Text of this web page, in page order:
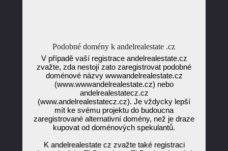
Podobné domény k andelrealestate .cz
V případě vaší registrace andelrealestate.cz
zvažte, zda nestojí zato zaregistrovat podobné
doménové názvy wwwandelrealestate.cz
(www.wwwandelrealestate.cz) nebo
andelrealestatecz.cz
(www.andelrealestatecz.cz). Je vždycky lepší
mít ke svému projektu do budoucna
zaregistrované alternativní domény, než je draze
kupovat od doménových spekulantů.
K andelrealestate cz zvažte také registraci